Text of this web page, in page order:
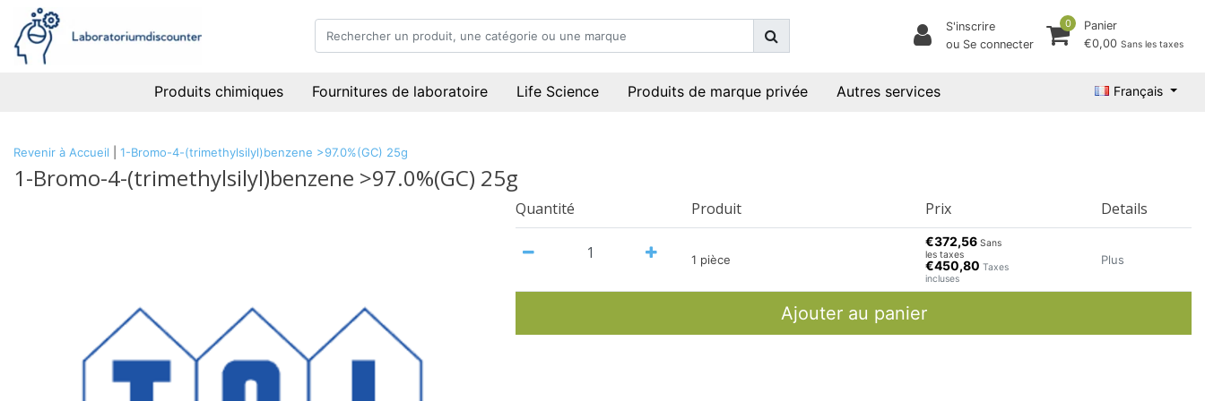
S'inscrire
ou Se connecter
0
Panier
€0,00 Sans les taxes
Produits chimiques Fournitures de laboratoire Life Science Produits de marque privée Autres services Français
Revenir à Accueil 1-Bromo-4-(trimethylsilyl)benzene >97.0%(GC) 25g
1-Bromo-4-(trimethylsilyl)benzene >97.0%(GC) 25g
Quantité Produit Prix Details
1 pièce
€372,56Sans
les taxes
€450,80Taxes
incluses
Plus
Ajouter au panier